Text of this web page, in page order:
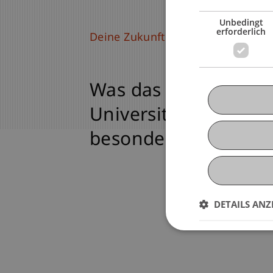
Deine Zukunft beginnt hier
Was das Studium
Universität
besonders macht
Unbedingt
erforderlich
DETAILS